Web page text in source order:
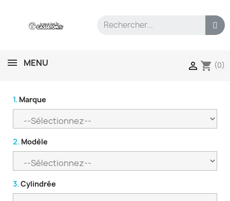
MENU  shopping_cart (0)
1. Marque
2. Modèle
3. Cylindrée